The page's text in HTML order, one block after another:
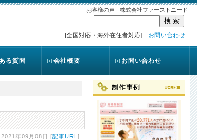
お客様の声 - 株式会社ファーストニード
[全国対応・海外在住者対応] お問い合わせ
る質問 会社概要 お問い合わせ
2021年09月08日 [記事URL ]